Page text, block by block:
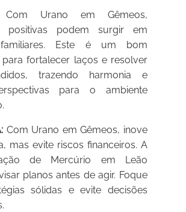
Urano em Gêmeos,
positivas podem surgir em
Este é um bom
fortalecer laços e resolver
trazendo harmonia e
para o ambiente
Com Urano em Gêmeos, inove
mas evite riscos financeiros. A
de Mercúrio em Leão
planos antes de agir. Foque
sólidas e evite decisões